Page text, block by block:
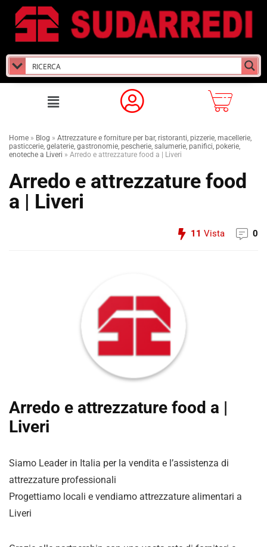
Home » Blog » Attrezzature e forniture per bar, ristoranti, pizzerie, macellerie,
pasticcerie, gelaterie, gastronomie, pescherie, salumerie, panifici, pokerie,
enoteche a Liveri » Arredo e attrezzature food a | Liveri
Arredo e attrezzature food
a | Liveri
11 Vista 0
Arredo e attrezzature food a |
Liveri
Siamo Leader in Italia per la vendita e l’assistenza di
attrezzature professionali
Progettiamo locali e vendiamo attrezzature alimentari a
Liveri